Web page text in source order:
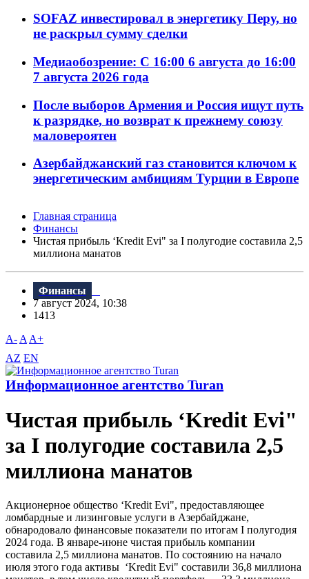
SOFAZ инвестировал в энергетику Перу, но
не раскрыл сумму сделки
Медиаобозрение: С 16:00 6 августа до 16:00
7 августа 2026 года
После выборов Армения и Россия ищут путь
к разрядке, но возврат к прежнему союзу
маловероятен
Азербайджанский газ становится ключом к
энергетическим амбициям Турции в Европе
Главная страница
Финансы
Чистая прибыль ‘Kredit Evi" за I полугодие составила 2,5
миллиона манатов
Финансы
7 август 2024, 10:38
1413
A- A A+
AZ EN
Информационное агентство Turan
Чистая прибыль ‘Kredit Evi"
за I полугодие составила 2,5
миллиона манатов
Акционерное общество ‘Kredit Evi", предоставляющее
ломбардные и лизинговые услуги в Азербайджане,
обнародовало финансовые показатели по итогам I полугодия
2024 года. В январе-июне чистая прибыль компании
составила 2,5 миллиона манатов. По состоянию на начало
июля этого года активы ‘Kredit Evi" составили 36,8 миллиона